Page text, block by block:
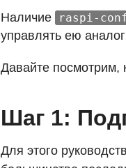
Наличие raspi-
управлять ею
Давайте посмотрим,
Шаг 1:
Для этого